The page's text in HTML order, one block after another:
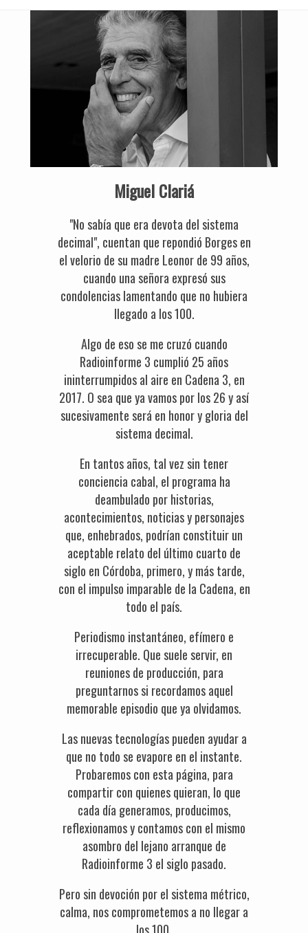
Miguel Clariá
"No sabía que era devota del sistema
decimal", cuentan que repondió Borges en
el velorio de su madre Leonor de 99 años,
cuando una señora expresó sus
condolencias lamentando que no hubiera
llegado a los 100.
Algo de eso se me cruzó cuando
Radioinforme 3 cumplió 25 años
ininterrumpidos al aire en Cadena 3, en
2017. O sea que ya vamos por los 26 y así
sucesivamente será en honor y gloria del
sistema decimal.
En tantos años, tal vez sin tener
conciencia cabal, el programa ha
deambulado por historias,
acontecimientos, noticias y personajes
que, enhebrados, podrían constituir un
aceptable relato del último cuarto de
siglo en Córdoba, primero, y más tarde,
con el impulso imparable de la Cadena, en
todo el país.
Periodismo instantáneo, efímero e
irrecuperable. Que suele servir, en
reuniones de producción, para
preguntarnos si recordamos aquel
memorable episodio que ya olvidamos.
Las nuevas tecnologías pueden ayudar a
que no todo se evapore en el instante.
Probaremos con esta página, para
compartir con quienes quieran, lo que
cada día generamos, producimos,
reflexionamos y contamos con el mismo
asombro del lejano arranque de
Radioinforme 3 el siglo pasado.
Pero sin devoción por el sistema métrico,
calma, nos comprometemos a no llegar a